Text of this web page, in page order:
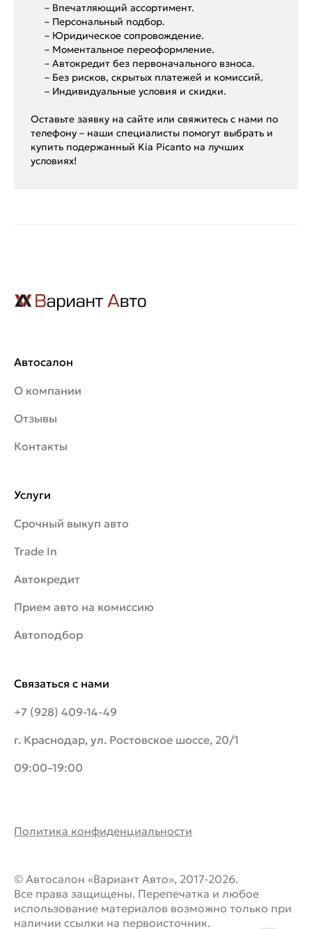
– Впечатляющий ассортимент.
– Персональный подбор.
– Юридическое сопровождение.
– Моментальное переоформление.
– Автокредит без первоначального взноса.
– Без рисков, скрытых платежей и комиссий.
– Индивидуальные условия и скидки.
Оставьте заявку на сайте или свяжитесь с нами по
телефону – наши специалисты помогут выбрать и
купить подержанный Kia Picanto на лучших
условиях!
Автосалон
О компании
Отзывы
Контакты
Связаться с нами
+7 (928) 409-14-49
г. Краснодар, ул. Ростовское шоссе, 20/1
09:00–19:00
Услуги
Срочный выкуп авто
Trade In
Автокредит
Прием авто на комиссию
Автоподбор
Политика конфиденциальности
© Автосалон «Вариант Авто», 2017-2026.
Все права защищены. Перепечатка и любое
использование материалов возможно только при
наличии ссылки на первоисточник.